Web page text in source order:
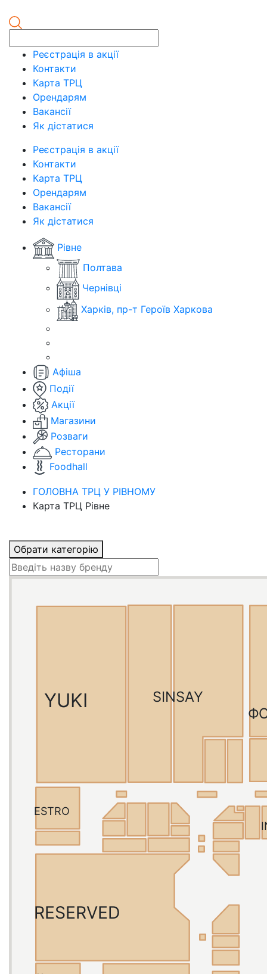
Реєстрація в акції
Контакти
Карта ТРЦ
Орендарям
Вакансії
Як дістатися
Реєстрація в акції
Контакти
Карта ТРЦ
Орендарям
Вакансії
Як дістатися
Рівне
Полтава
Чернівці
Харків, пр-т Героїв Харкова
Афіша
Події
Акції
Магазини
Розваги
Ресторани
Foodhall
ГОЛОВНА ТРЦ У РІВНОМУ
Карта ТРЦ Рівне
Обрати категорію
SINSAY
ESTRO
RESERVED
YUKI